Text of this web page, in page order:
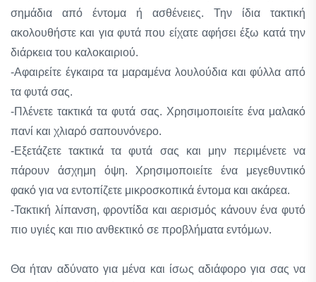
σημάδια από έντομα ή ασθένειες. Την ίδια τακτική
ακολουθήστε και για φυτά που είχατε αφήσει έξω κατά την
διάρκεια του καλοκαιριού.
-Αφαιρείτε έγκαιρα τα μαραμένα λουλούδια και φύλλα από
τα φυτά σας.
-Πλένετε τακτικά τα φυτά σας. Χρησιμοποιείτε ένα μαλακό
πανί και χλιαρό σαπουνόνερο.
-Εξετάζετε τακτικά τα φυτά σας και μην περιμένετε να
πάρουν άσχημη όψη. Χρησιμοποιείτε ένα μεγεθυντικό
φακό για να εντοπίζετε μικροσκοπικά έντομα και ακάρεα.
-Τακτική λίπανση, φροντίδα και αερισμός κάνουν ένα φυτό
πιο υγιές και πιο ανθεκτικό σε προβλήματα εντόμων.
Θα ήταν αδύνατο για μένα και ίσως αδιάφορο για σας να